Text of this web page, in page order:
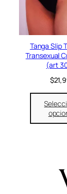
Tanga Slip
Transexual
(art
$